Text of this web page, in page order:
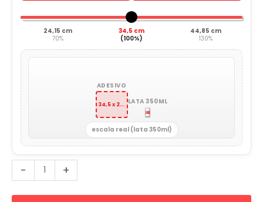
24,15 cm
70%
34,5 cm
(100%)
44,85 cm
130%
ADESIVO
34,5 x 29 cm LATA 350ML
escala real (lata 350ml)
-
Ginasta
Olímpica
+